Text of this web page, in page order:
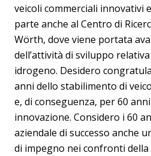
veicoli commerciali innovativi
parte anche al Centro di
Wörth, dove viene portata
dell’attività di sviluppo
idrogeno. Desidero
anni dello stabilimento di
e, di conseguenza, per 60
innovazione. Considero i 60
aziendale di successo anche
di impegno nei confronti